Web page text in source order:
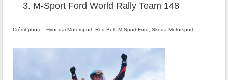
M-Sport Ford World Rally Team 148
Crédit photo : Hyundai Motorsport, Red Bull, M-Sport Ford, Skoda Motorsport